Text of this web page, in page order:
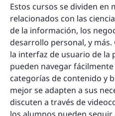
Estos cursos se dividen en
relacionados con las
de la información, los
desarrollo personal, y
la interfaz de usuario de la
pueden navegar
categorías de contenido y
mejor se adapten a sus
discuten a través de